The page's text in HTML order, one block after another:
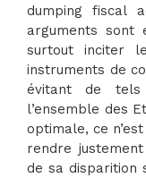
dumping fiscal
arguments sont
surtout inciter
instruments de
évitant de tels
l’ensemble des
optimale, ce
rendre
de sa disparition